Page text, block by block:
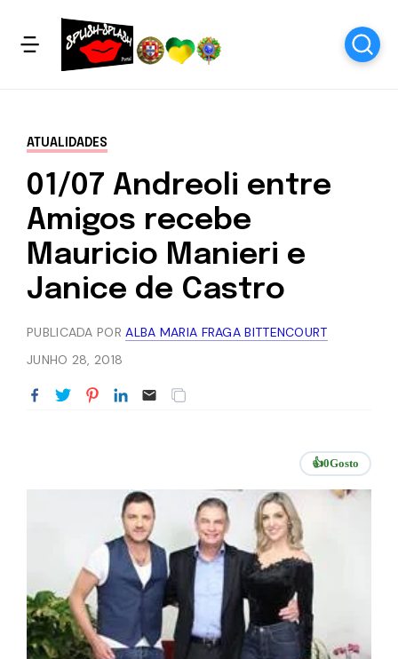
ATUALIDADES
01/07 Andreoli entre
Amigos recebe
Mauricio Manieri e
Janice de Castro
PUBLICADA PORALBA MARIA FRAGA BITTENCOURT
JUNHO 28, 2018
👍0Gosto